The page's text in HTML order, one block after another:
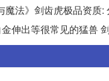
法》剑齿虎极品资
伸出等很常见的猛兽 剑